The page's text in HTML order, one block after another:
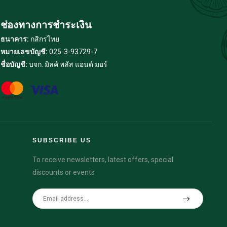
ช่องทางการชำระเงิน
ธนาคาร: กสิกรไทย
หมายเลขบัญชี: 025-3-93729-7
ชื่อบัญชี: บจก. มิลค์ พลัส แอนด์ มอร์
SUBSCRIBE US
To receive newsletters, latest offers, special
discounts or events